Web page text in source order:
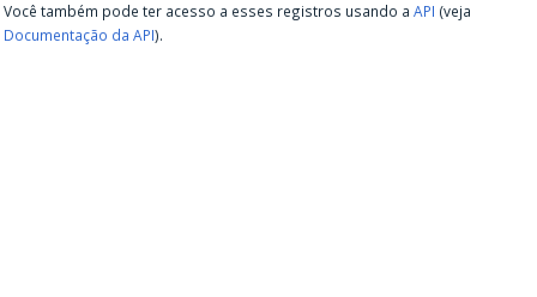
Você também pode ter acesso a esses registros usando a API (veja
Documentação da API).